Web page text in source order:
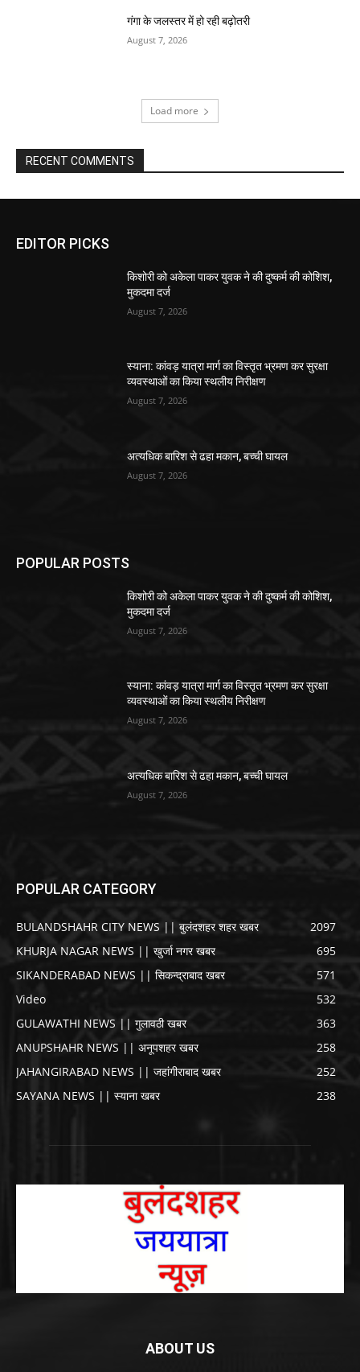
गंगा के जलस्तर में हो रही बढ़ोतरी
August 7, 2026
Load more
RECENT COMMENTS
EDITOR PICKS
किशोरी को अकेला पाकर युवक ने की दुष्कर्म की कोशिश,
मुकदमा दर्ज
August 7, 2026
स्याना: कांवड़ यात्रा मार्ग का विस्तृत भ्रमण कर सुरक्षा
व्यवस्थाओं का किया स्थलीय निरीक्षण
August 7, 2026
अत्यधिक बारिश से ढहा मकान, बच्ची घायल
August 7, 2026
POPULAR POSTS
किशोरी को अकेला पाकर युवक ने की दुष्कर्म की कोशिश,
मुकदमा दर्ज
August 7, 2026
स्याना: कांवड़ यात्रा मार्ग का विस्तृत भ्रमण कर सुरक्षा
व्यवस्थाओं का किया स्थलीय निरीक्षण
August 7, 2026
अत्यधिक बारिश से ढहा मकान, बच्ची घायल
August 7, 2026
POPULAR CATEGORY
BULANDSHAHR CITY NEWS || बुलंदशहर शहर खबर
2097
KHURJA NAGAR NEWS || खुर्जा नगर खबर
695
SIKANDERABAD NEWS || सिकन्द्राबाद खबर
571
Video
532
GULAWATHI NEWS || गुलावठी खबर
363
ANUPSHAHR NEWS || अनूपशहर खबर
258
JAHANGIRABAD NEWS || जहांगीराबाद खबर
252
SAYANA NEWS || स्याना खबर
238
ABOUT US